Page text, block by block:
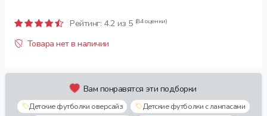
Рейтинг: 4.2 из 5 (84 оценки)
Товара нет в наличии
Вам понравятся эти подборки
Детские футболки оверсайз
Детские футболки с лампасами